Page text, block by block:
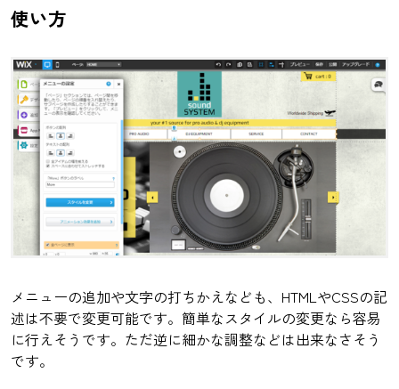
使い方
メニューの追加や文字の打ちかえなども、HTMLやCSSの記
述は不要で変更可能です。簡単なスタイルの変更なら容易
に行えそうです。ただ逆に細かな調整などは出来なさそう
です。